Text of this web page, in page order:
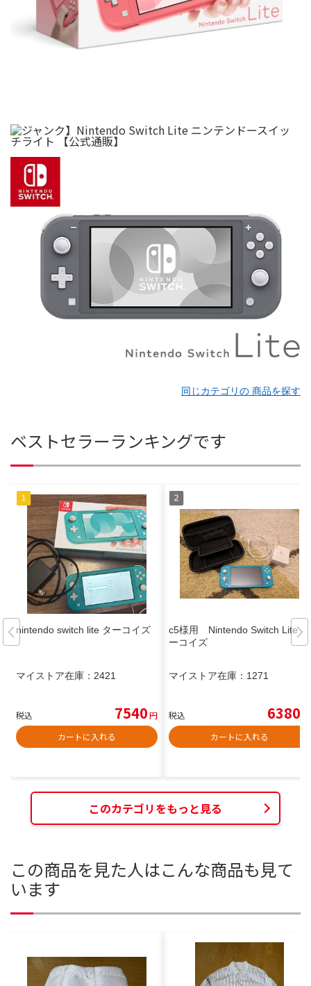
同じカテゴリの 商品を探す
ベストセラーランキングです
nintendo switch lite ターコイズ
マイストア在庫： 2421
税込 7540円
カートに入れる
c5様用 Nintendo Switch Lite タ
ーコイズ
マイストア在庫： 1271
税込 6380
カートに入れる
このカテゴリをもっと見る
この商品を見た人はこんな商品も見て
います